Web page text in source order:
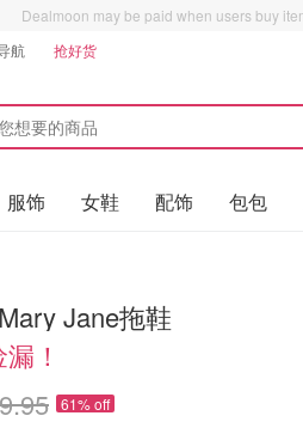
Dealmoon may be paid when users buy
航 抢好货
服饰 女鞋 配饰 包包
Jane拖鞋
！
61% off